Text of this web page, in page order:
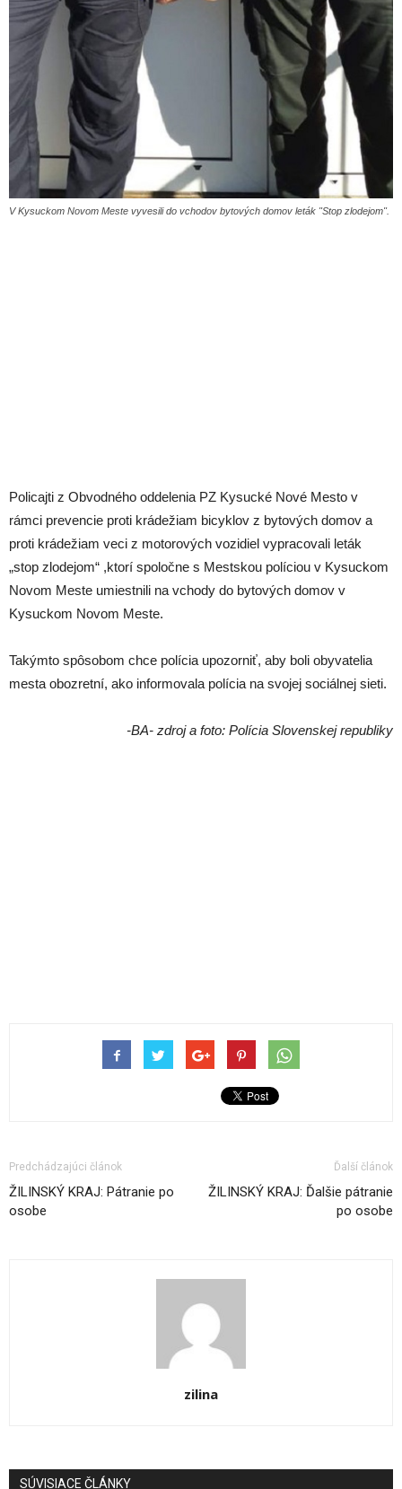
V Kysuckom Novom Meste vyvesili do vchodov bytových domov leták "Stop zlodejom".
Policajti z Obvodného oddelenia PZ Kysucké Nové Mesto v
rámci prevencie proti krádežiam bicyklov z bytových domov a
proti krádežiam veci z motorových vozidiel vypracovali leták
„stop zlodejom“ ,ktorí spoločne s Mestskou políciou v Kysuckom
Novom Meste umiestnili na vchody do bytových domov v
Kysuckom Novom Meste.
Takýmto spôsobom chce polícia upozorniť, aby boli obyvatelia
mesta obozretní, ako informovala polícia na svojej sociálnej sieti.
-BA- zdroj a foto: Polícia Slovenskej republiky
Predchádzajúci článok
ŽILINSKÝ KRAJ: Pátranie po
osobe
Ďalší článok
ŽILINSKÝ KRAJ: Ďalšie pátranie
po osobe
zilina
SÚVISIACE ČLÁNKY